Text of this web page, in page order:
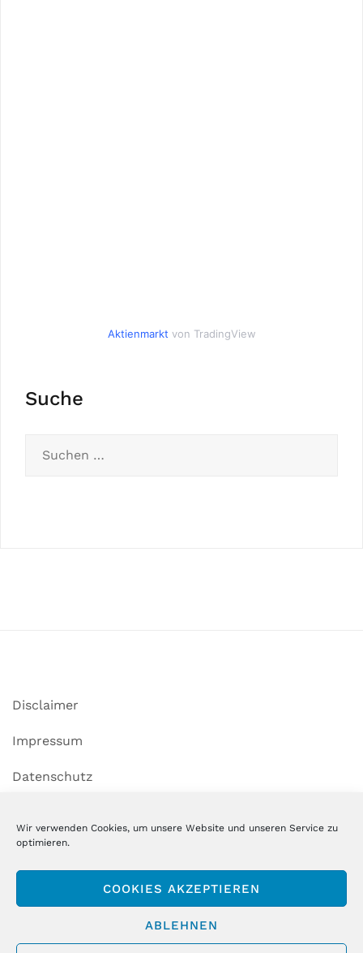
Wir verwenden Cookies, um unsere Website und unseren Service zu
optimieren.
COOKIES AKZEPTIEREN
ABLEHNEN
Aktienmarkt von TradingView
Suche
Disclaimer
Impressum
Datenschutz
Copyright MSM GmbH & Co. KG